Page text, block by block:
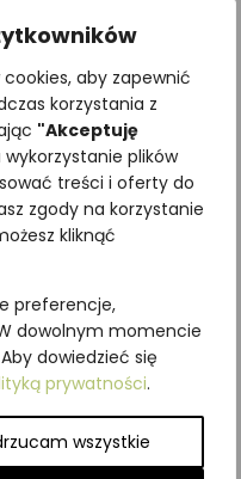
aby zapewnić
korzystania z
"Akceptuję
plików
treści i oferty do
zgody na korzystanie
kliknąć
preferencje,
dowolnym momencie
dowiedzieć się
prywatności.
wszystkie
układanki:ok. 21 x 30